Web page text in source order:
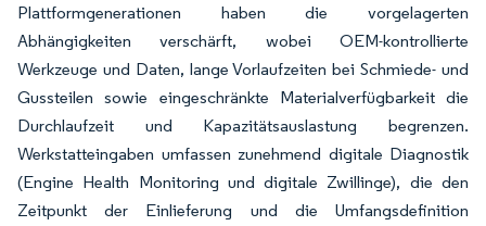
Plattformgenerationen haben die vorgelagerten
Abhängigkeiten verschärft, wobei OEM-kontrollierte
Werkzeuge und Daten, lange Vorlaufzeiten bei Schmiede- und
Gussteilen sowie eingeschränkte Materialverfügbarkeit die
Durchlaufzeit und Kapazitätsauslastung begrenzen.
Werkstatteingaben umfassen zunehmend digitale Diagnostik
(Engine Health Monitoring und digitale Zwillinge), die den
Zeitpunkt der Einlieferung und die Umfangsdefinition